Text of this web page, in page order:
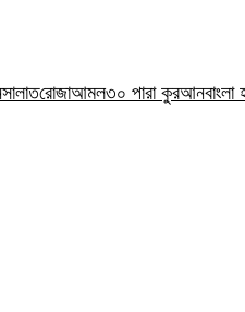
সালাতরোজাআমল৩০ পারা কুরআনবাংলা